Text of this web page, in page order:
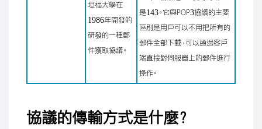
坦福大學在
1986年開發的
研發的一種郵
件獲取協議。
是143。它與POP3協議的主要
區別是用戶可以不用把所有的
郵件全部下載，可以通過客戶
端直接對伺服器上的郵件進行
操作。
協議的傳輸方式是什麼？